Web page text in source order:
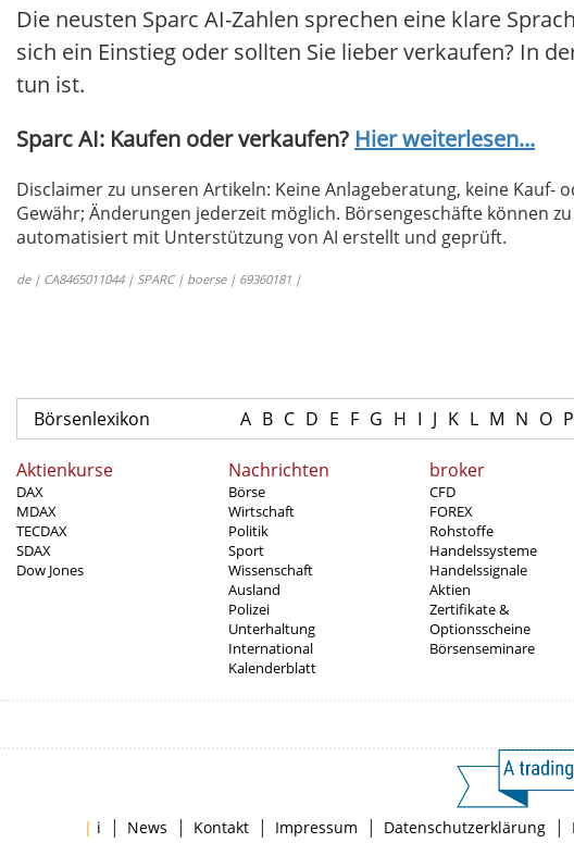
Die neusten Sparc AI-Zahlen sprechen eine klare
sich ein Einstieg oder sollten Sie lieber verkaufen? In
tun ist.
Sparc AI: Kaufen oder verkaufen? Hier weiterlesen...
Disclaimer zu unseren Artikeln: Keine Anlageberatung, keine
Gewähr; Änderungen jederzeit möglich. Börsengeschäfte können
automatisiert mit Unterstützung von AI erstellt und geprüft.
de | CA8465011044 | SPARC | boerse | 69360181 |
Börsenlexikon A B C D E F G H I J K L M N O P
Aktienkurse
DAX
MDAX
TECDAX
SDAX
Dow Jones
Nachrichten
Börse
Wirtschaft
Politik
Sport
Wissenschaft
Ausland
Polizei
Unterhaltung
International
Kalenderblatt
broker
CFD
FOREX
Rohstoffe
Handelssysteme
Handelssignale
Aktien
Zertifikate &
Optionsscheine
Börsenseminare
| i | News | Kontakt | Impressum | Datenschutzerklärung |